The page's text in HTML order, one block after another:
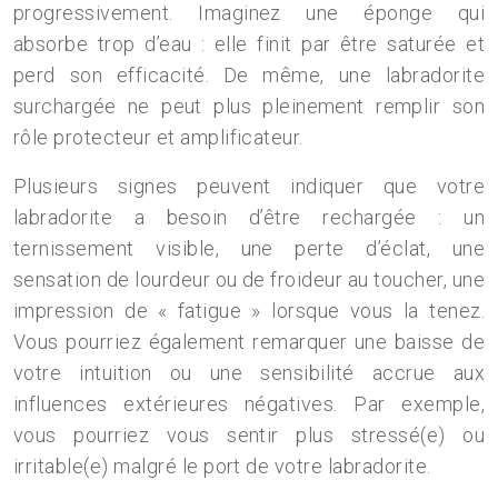
progressivement. Imaginez une éponge qui
absorbe trop d’eau : elle finit par être saturée et
perd son efficacité. De même, une labradorite
surchargée ne peut plus pleinement remplir son
rôle protecteur et amplificateur.
Plusieurs signes peuvent indiquer que votre
labradorite a besoin d’être rechargée : un
ternissement visible, une perte d’éclat, une
sensation de lourdeur ou de froideur au toucher, une
impression de « fatigue » lorsque vous la tenez.
Vous pourriez également remarquer une baisse de
votre intuition ou une sensibilité accrue aux
influences extérieures négatives. Par exemple,
vous pourriez vous sentir plus stressé(e) ou
irritable(e) malgré le port de votre labradorite.